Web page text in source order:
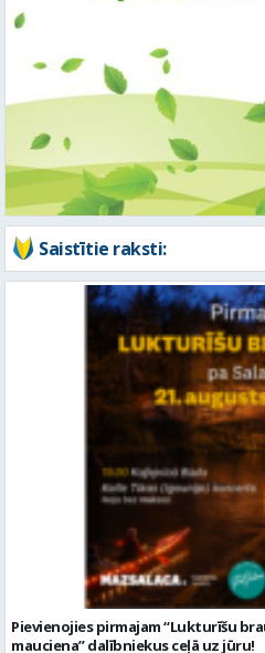
Saistītie raksti:
Pievienojies pirmajam “Lukturīšu
mauciena” dalībniekus ceļā uz jūru!